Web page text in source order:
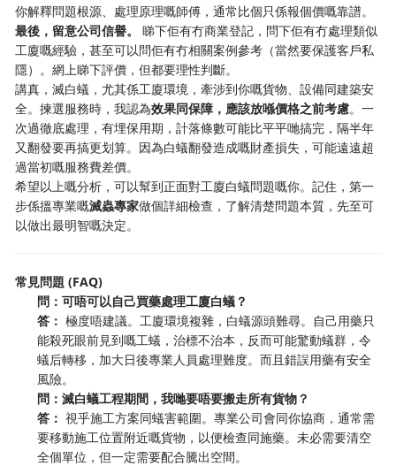
你解釋問題根源、處理原理嘅師傅，通常比個只係報個價嘅靠譜。
最後，留意公司信譽。
​ 睇下佢有冇商業登記，問下佢有冇處理類似
工廈嘅經驗，甚至可以問佢有冇相關案例參考（當然要保護客戶私
隱）。網上睇下評價，但都要理性判斷。
講真，滅白蟻，尤其係工廈環境，牽涉到你嘅貨物、設備同建築安
全。揀選服務時，我認為效果同保障，應該放喺價格之前考慮。一
次過徹底處理，有埋保用期，計落條數可能比平平哋搞完，隔半年
又翻發要再搞更划算。因為白蟻翻發造成嘅財產損失，可能遠遠超
過當初嘅服務費差價。
希望以上嘅分析，可以幫到正面對工廈白蟻問題嘅你。記住，第一
步係搵專業嘅滅蟲專家做個詳細檢查，了解清楚問題本質，先至可
以做出最明智嘅決定。
常見問題 (FAQ)
問：可唔可以自己買藥處理工廈白蟻？
答： ​ 極度唔建議。工廈環境複雜，白蟻源頭難尋。自己用藥只
能殺死眼前見到嘅工蟻，治標不治本，反而可能驚動蟻群，令
蟻后轉移，加大日後專業人員處理難度。而且錯誤用藥有安全
風險。
問：滅白蟻工程期間，我哋要唔要搬走所有貨物？
答： ​ 視乎施工方案同蟻害範圍。專業公司會同你協商，通常需
要移動施工位置附近嘅貨物，以便檢查同施藥。未必需要清空
全個單位，但一定需要配合騰出空間。